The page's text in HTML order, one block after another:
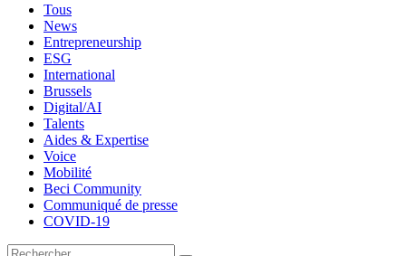
Tous
News
Entrepreneurship
ESG
International
Brussels
Digital/AI
Talents
Aides & Expertise
Voice
Mobilité
Beci Community
Communiqué de presse
COVID-19